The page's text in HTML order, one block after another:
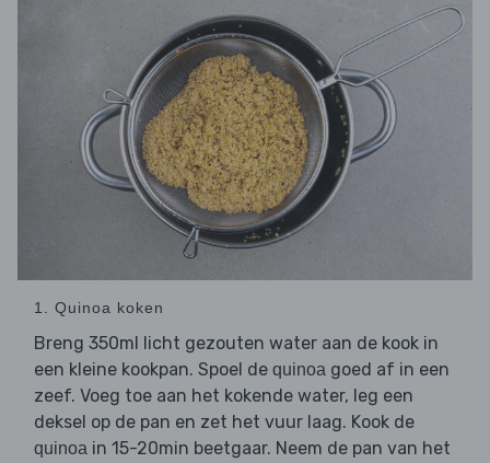
1. Quinoa koken
Breng 350ml licht gezouten water aan de kook in
een kleine kookpan. Spoel de quinoa goed af in een
zeef. Voeg toe aan het kokende water, leg een
deksel op de pan en zet het vuur laag. Kook de
quinoa in 15-20min beetgaar. Neem de pan van het